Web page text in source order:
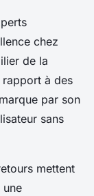
chez
de la
à des
par son
sans
mettent
une